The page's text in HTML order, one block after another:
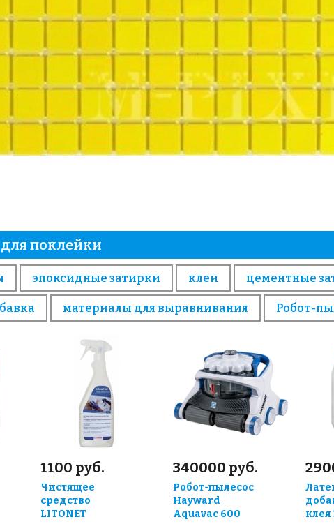
поклейки
эпоксидные затирки клеи цементные
материалы для выравнивания Робот-
1100 руб.
Чистящее
средство
LITONET
340000 руб.
Робот-пылесос
Hayward
Aquavac 600
клея